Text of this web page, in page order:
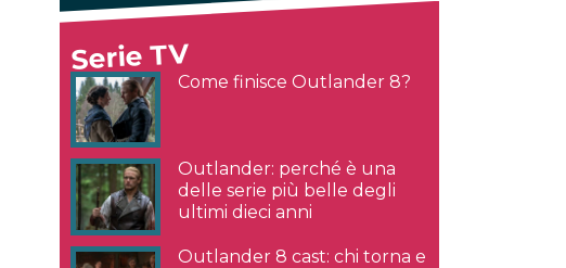
Serie TV
Come finisce Outlander 8?
Outlander: perché è una
delle serie più belle degli
ultimi dieci anni
Outlander 8 cast: chi torna e